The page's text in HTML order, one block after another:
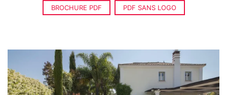
BROCHURE PDF PDF SANS LOGO